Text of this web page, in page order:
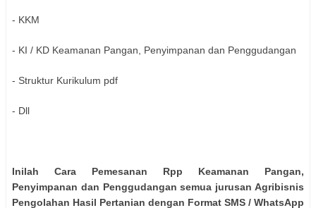
- KKM
- KI / KD Keamanan Pangan, Penyimpanan dan Penggudangan
- Struktur Kurikulum pdf
- Dll
Inilah Cara Pemesanan Rpp Keamanan Pangan,
Penyimpanan dan Penggudangan semua jurusan Agribisnis
Pengolahan Hasil Pertanian dengan Format SMS / WhatsApp